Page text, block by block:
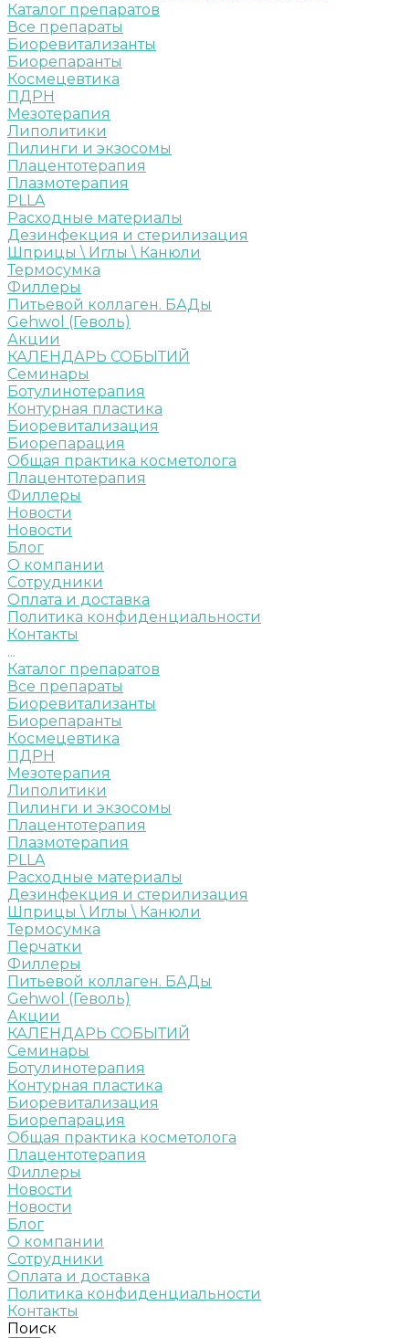
Каталог препаратов
Все препараты
Биоревитализанты
Биорепаранты
Космецевтика
ПДРН
Мезотерапия
Липолитики
Пилинги и экзосомы
Плацентотерапия
Плазмотерапия
PLLA
Расходные материалы
Дезинфекция и стерилизация
Шприцы \ Иглы \ Канюли
Термосумка
Филлеры
Питьевой коллаген. БАДы
Gehwol (Геволь)
Акции
КАЛЕНДАРЬ СОБЫТИЙ
Семинары
Ботулинотерапия
Контурная пластика
Биоревитализация
Биорепарация
Общая практика косметолога
Плацентотерапия
Филлеры
Новости
Новости
Блог
О компании
Сотрудники
Оплата и доставка
Политика конфиденциальности
Контакты
...
Каталог препаратов
Все препараты
Биоревитализанты
Биорепаранты
Космецевтика
ПДРН
Мезотерапия
Липолитики
Пилинги и экзосомы
Плацентотерапия
Плазмотерапия
PLLA
Расходные материалы
Дезинфекция и стерилизация
Шприцы \ Иглы \ Канюли
Термосумка
Перчатки
Филлеры
Питьевой коллаген. БАДы
Gehwol (Геволь)
Акции
КАЛЕНДАРЬ СОБЫТИЙ
Семинары
Ботулинотерапия
Контурная пластика
Биоревитализация
Биорепарация
Общая практика косметолога
Плацентотерапия
Филлеры
Новости
Новости
Блог
О компании
Сотрудники
Оплата и доставка
Политика конфиденциальности
Контакты
Поиск